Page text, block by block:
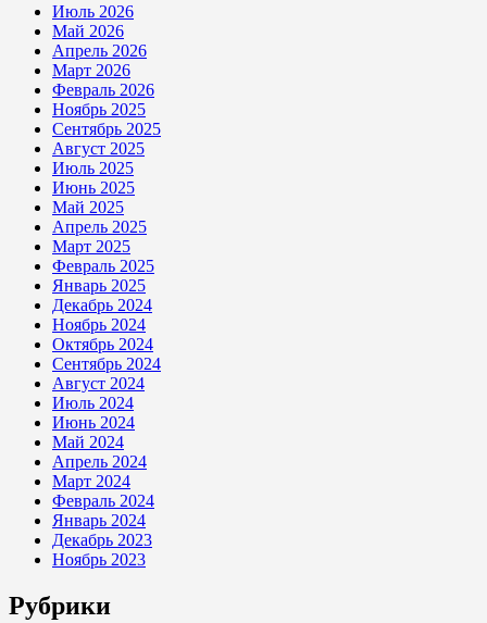
Июль 2026
Май 2026
Апрель 2026
Март 2026
Февраль 2026
Ноябрь 2025
Сентябрь 2025
Август 2025
Июль 2025
Июнь 2025
Май 2025
Апрель 2025
Март 2025
Февраль 2025
Январь 2025
Декабрь 2024
Ноябрь 2024
Октябрь 2024
Сентябрь 2024
Август 2024
Июль 2024
Июнь 2024
Май 2024
Апрель 2024
Март 2024
Февраль 2024
Январь 2024
Декабрь 2023
Ноябрь 2023
Рубрики